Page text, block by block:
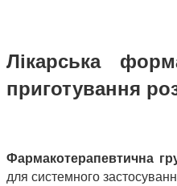
Лікарська
приготування
Фармакотерапевтична
для системного